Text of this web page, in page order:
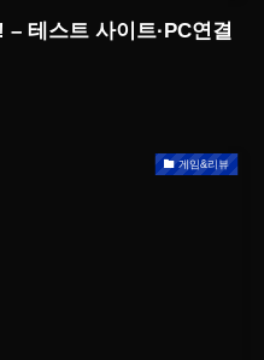
테스트 사이트·PC연결
게임&리뷰